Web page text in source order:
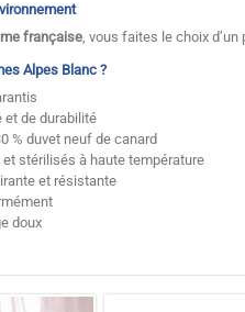
française, vous faites le choix
Alpes Blanc ?
et de durabilité
% duvet neuf de canard
stérilisés à haute température
et résistante
doux